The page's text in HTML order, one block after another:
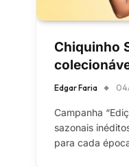
Chiquinho
Edgar Faria
Campanha
sazonais
para cada